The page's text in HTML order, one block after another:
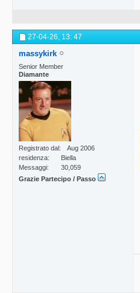
27-04-26, 13: 47
massykirk
Senior Member
Diamante
Registrato dal
Aug 2006
residenza
Biella
Messaggi
30,059
Grazie Partecipo / Passo